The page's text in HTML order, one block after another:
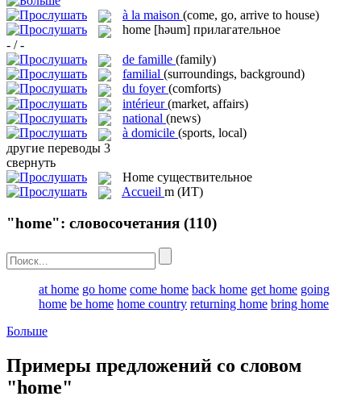
à la maison (come, go, arrive to house)
home [həum] прилагательное
- / -
de famille (family)
familial (surroundings, background)
du foyer (comforts)
intérieur (market, affairs)
national (news)
à domicile (sports, local)
другие переводы 3
свернуть
Home существительное
Accueil m (ИТ)
"home": словосочетания (110)
at home go home come home back home get home going
home be home home country returning home bring home
Больше
Примеры предложений со словом
"home"